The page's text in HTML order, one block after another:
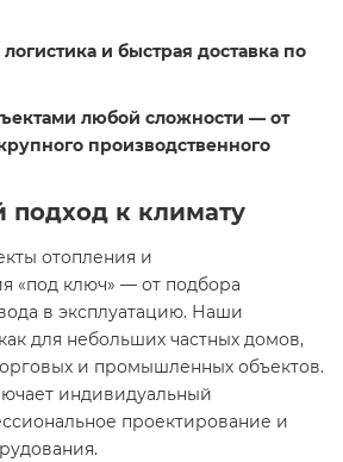
и быстрая доставка по
любой сложности — от
производственного
подход к климату
отопления и
«под ключ» — от подбора
в эксплуатацию. Наши
для небольших частных домов,
и промышленных объектов.
индивидуальный
проектирование и